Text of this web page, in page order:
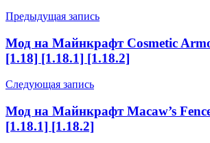
Предыдущая запись
Мод на Майнкрафт Cosmetic
[1.18] [1.18.1] [1.18.2]
Следующая запись
Мод на Майнкрафт Macaw’s
[1.18.1] [1.18.2]